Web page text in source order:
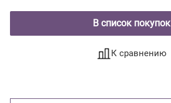
В список покупок
К сравнению